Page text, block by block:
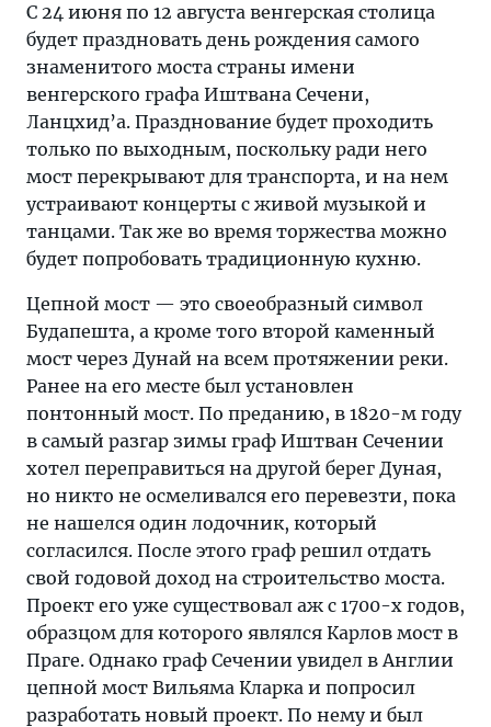
С 24 июня по 12 августа венгерская столица
будет праздновать день рождения самого
знаменитого моста страны имени
венгерского графа Иштвана Сечени,
Ланцхид’а. Празднование будет проходить
только по выходным, поскольку ради него
мост перекрывают для транспорта, и на нем
устраивают концерты с живой музыкой и
танцами. Так же во время торжества можно
будет попробовать традиционную кухню.
Цепной мост — это своеобразный символ
Будапешта, а кроме того второй каменный
мост через Дунай на всем протяжении реки.
Ранее на его месте был установлен
понтонный мост. По преданию, в 1820-м году
в самый разгар зимы граф Иштван Сечении
хотел переправиться на другой берег Дуная,
но никто не осмеливался его перевезти, пока
не нашелся один лодочник, который
согласился. После этого граф решил отдать
свой годовой доход на строительство моста.
Проект его уже существовал аж с 1700-х годов,
образцом для которого являлся Карлов мост в
Праге. Однако граф Сечении увидел в Англии
цепной мост Вильяма Кларка и попросил
разработать новый проект. По нему и был